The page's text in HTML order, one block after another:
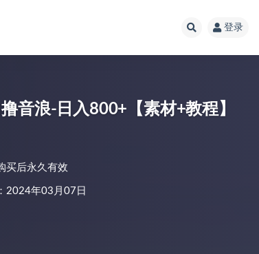
登录
音浪-日入800+【素材+教程】
买后永久有效
2024年03月07日